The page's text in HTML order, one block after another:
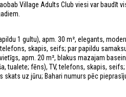
Village Adults Club viesi var
1 gultu), apm. 30 m², elegants,
skapis, seifs; par papildu
apm. 20 m², blakus mazajam
tualete; fēns), TV, telefons, skapis,
skats uz jūru; Bahari numurs pēc